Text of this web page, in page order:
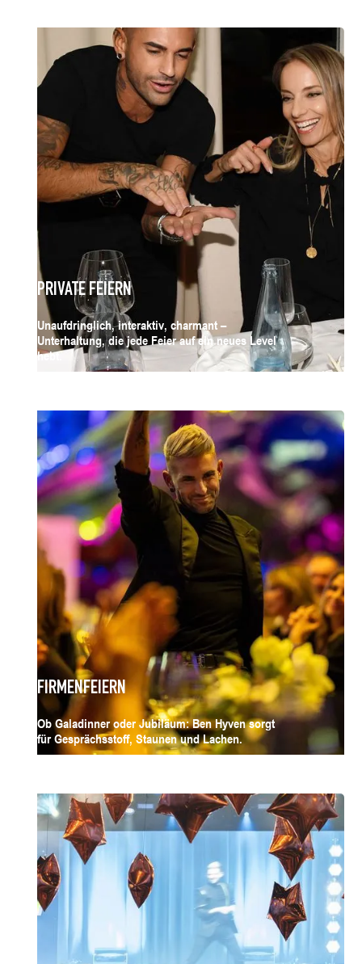
PRIVATE FEIERN
Unaufdringlich, interaktiv, charmant –
Unterhaltung, die jede Feier auf ein neues Level
hebt.
FIRMENFEIERN
Ob Galadinner oder Jubiläum: Ben Hyven sorgt
für Gesprächsstoff, Staunen und Lachen.